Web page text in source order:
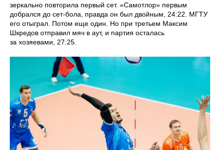
зеркально повторила первый сет. «Самотлор» первым
добрался до сет-бола, правда он был двойным, 24:22. МГТУ
его отыграл. Потом еще один. Но при третьем Максим
Шкредов отправил мяч в аут, и партия осталась
за хозяевами, 27:25.